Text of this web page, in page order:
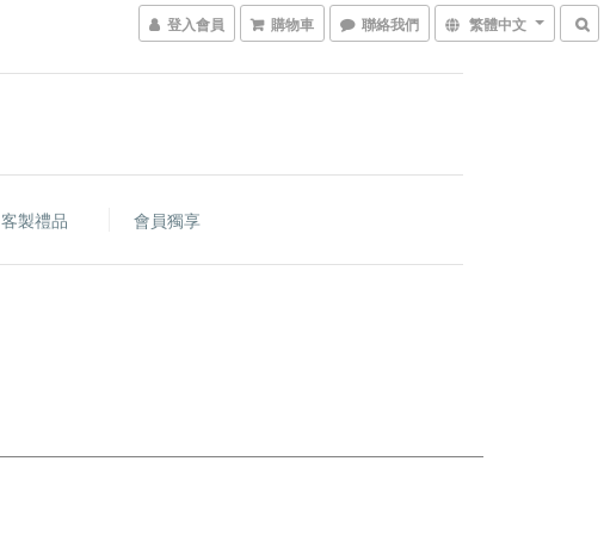
登入會員 購物車 聯絡我們 繁體中文
客製禮品 會員獨享